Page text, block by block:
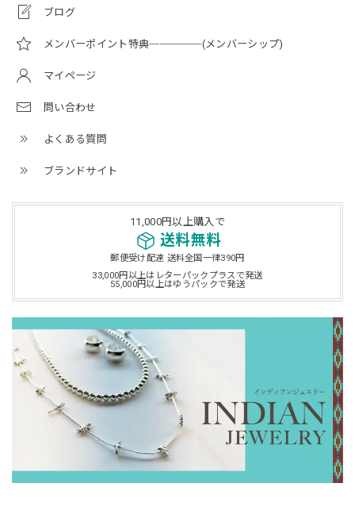
ブログ
メンバーポイント特典─────(メンバーシップ)
マイページ
問い合わせ
よくある質問
ブランドサイト
11,000円以上購入で
送料無料
郵便受け配達 送料全国一律390円
33,000円以上はレターパックプラスで発送
55,000円以上はゆうパックで発送